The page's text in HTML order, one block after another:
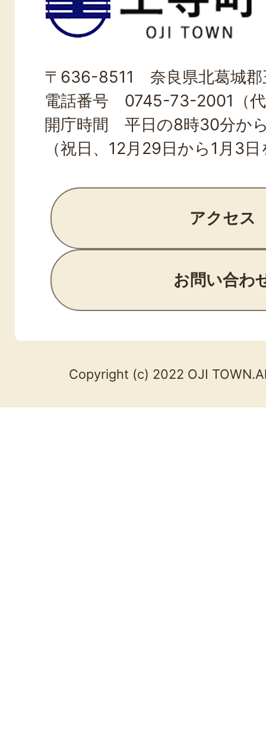
寺
町
TOWN
〒636-8511 奈良県北葛城郡
電話番号 0745-73-2001（
開庁時間 平日の8時30分か
（祝日、12月29日から1月3
アクセス
お問い合わ
Copyright (c) 2022 OJI